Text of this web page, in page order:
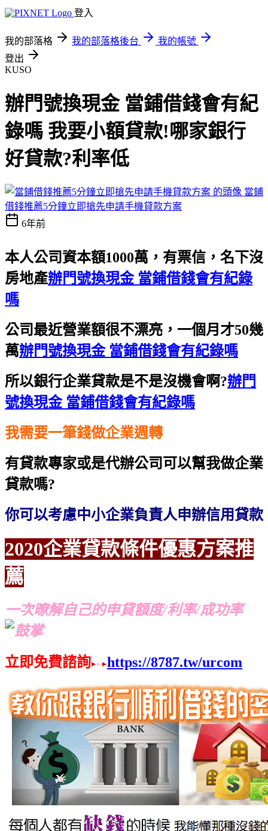
登入
我的部落格 我的部落格後台
我的帳號
登出
KUSO
辦門號換現金 當鋪借錢會有紀
錄嗎 我要小額貸款!哪家銀行
好貸款?利率低
當鋪
借錢推薦5分鐘立即搶先申請手機貸款方案
6年前
本人公司資本額1000萬，有票信，名下沒
房地產辦門號換現金 當鋪借錢會有紀錄
嗎
公司最近營業額很不漂亮，一個月才50幾
萬辦門號換現金 當鋪借錢會有紀錄嗎
所以銀行企業貸款是不是沒機會啊?辦門
號換現金 當鋪借錢會有紀錄嗎
我需要一筆錢做企業週轉
有貸款專家或是代辦公司可以幫我做企業
貸款嗎?
你可以考慮中小企業負責人申辦信用貸款
2020企業貸款條件優惠方案推
薦
一次暸解自己的申貸額度/利率/成功率
立即免費諮詢 https://8787.tw/urcom